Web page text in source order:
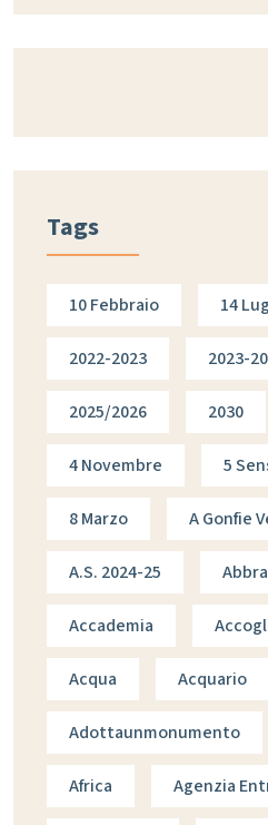
Tags
10 Febbraio 14
2022-2023 2023-
2025/2026 2030
4 Novembre 5
8 Marzo A Gonfie
A.s. 2024-25
Accademia
Acqua Acquario
Adottaunmonumento
Africa Agenzia